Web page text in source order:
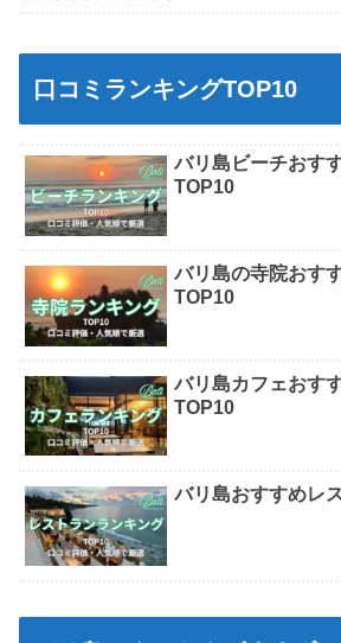
口コミランキングTOP10
バリ島ビーチおす
TOP10
バリ島の寺院おす
TOP10
バリ島カフェおす
TOP10
バリ島おすすめレ